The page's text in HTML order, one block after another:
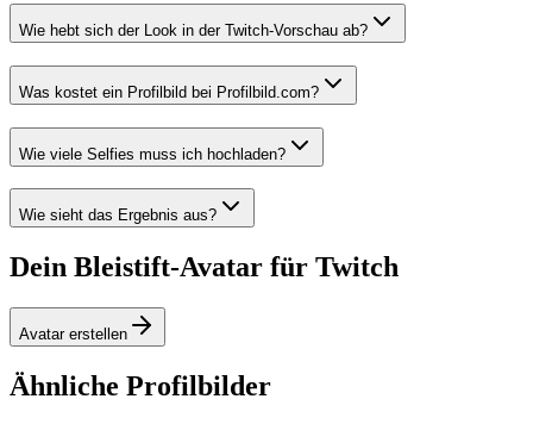
Wie hebt sich der Look in der Twitch-Vorschau ab?
Was kostet ein Profilbild bei Profilbild.com?
Wie viele Selfies muss ich hochladen?
Wie sieht das Ergebnis aus?
Dein Bleistift-Avatar für Twitch
Avatar erstellen
Ähnliche Profilbilder